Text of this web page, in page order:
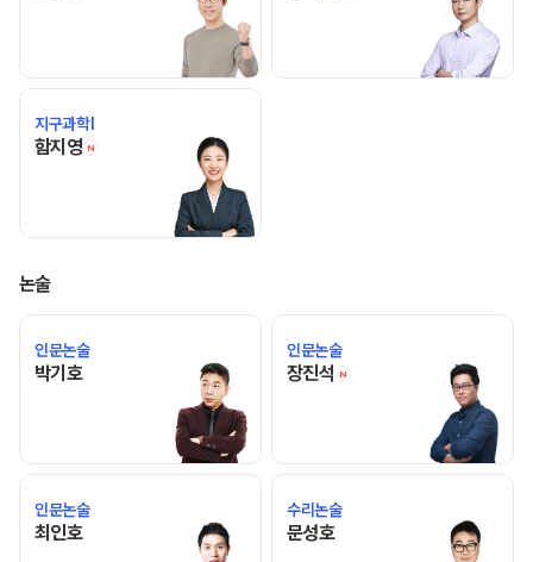
지구과학I
함지영 N 함지영 선생님 홈 바로가기
논술
인문논술
박기호박기호 선생님 홈 바로가기
인문논술
장진석 N 장진석 선생님 홈 바로
인문논술
최인호최인호 선생님 홈 바로가기
수리논술
문성호문성호 선생님 홈 바로가기